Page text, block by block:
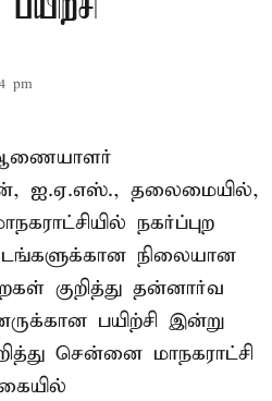
pm
ஐ.ஏ.எஸ்., தலைமையில்,
நகர்ப்புற
நிலையான
குறித்து தன்னார்வ
பயிற்சி இன்று
சென்னை மாநகராட்சி